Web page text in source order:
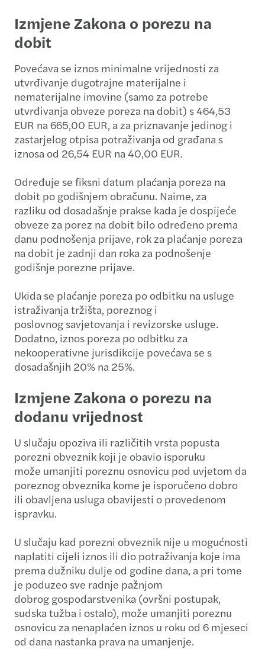
Izmjene Zakona o porezu na
dobit
Povećava se iznos minimalne vrijednosti za
utvrđivanje dugotrajne materijalne i
nematerijalne imovine (samo za potrebe
utvrđivanja obveze poreza na dobit) s 464,53
EUR na 665,00 EUR, a za priznavanje jedinog i
zastarjelog otpisa potraživanja od građana s
iznosa od 26,54 EUR na 40,00 EUR.
Određuje se fiksni datum plaćanja poreza na
dobit po godišnjem obračunu. Naime, za
razliku od dosadašnje prakse kada je dospijeće
obveze za porez na dobit bilo određeno prema
danu podnošenja prijave, rok za plaćanje poreza
na dobit je zadnji dan roka za podnošenje
godišnje porezne prijave.
Ukida se plaćanje poreza po odbitku na usluge
istraživanja tržišta, poreznog i
poslovnog savjetovanja i revizorske usluge.
Dodatno, iznos poreza po odbitku za
nekooperativne jurisdikcije povećava se s
dosadašnjih 20% na 25%.
Izmjene Zakona o porezu na
dodanu vrijednost
U slučaju opoziva ili različitih vrsta popusta
porezni obveznik koji je obavio isporuku
može umanjiti poreznu osnovicu pod uvjetom da
poreznog obveznika kome je isporučeno dobro
ili obavljena usluga obavijesti o provedenom
ispravku.
U slučaju kad porezni obveznik nije u mogućnosti
naplatiti cijeli iznos ili dio potraživanja koje ima
prema dužniku dulje od godine dana, a pri tome
je poduzeo sve radnje pažnjom
dobrog gospodarstvenika (ovršni postupak,
sudska tužba i ostalo), može umanjiti poreznu
osnovicu za nenaplaćen iznos u roku od 6 mjeseci
od dana nastanka prava na umanjenje.